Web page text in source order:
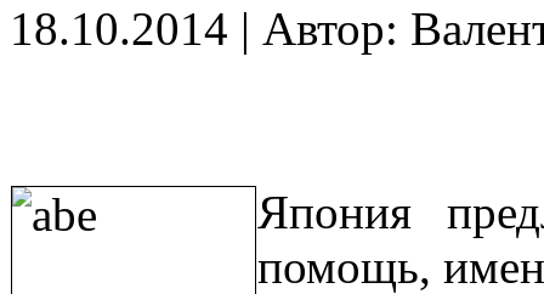
18.10.2014 | Автор:
Япония
помощь,